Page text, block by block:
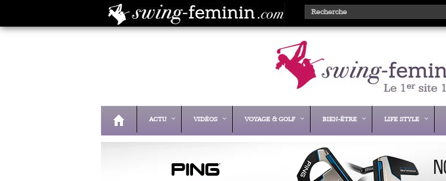
ACTU VIDÉOS VOYAGE & GOLF BIEN-ÊTRE LIFE STYLE